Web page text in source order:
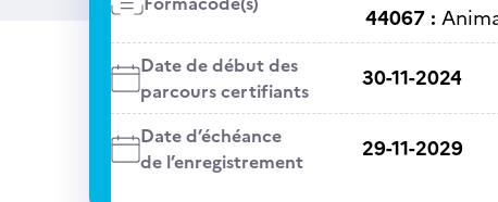
44067 :
Date de début des
parcours certifiants
30-11-2024
Date d’échéance
de l’enregistrement
29-11-2029